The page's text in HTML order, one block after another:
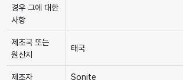
경우 그에 대한
사항
제조국 또는
원산지
태국
제조자 Sonite